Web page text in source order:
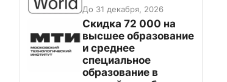
До 31 декабря, 2026
Скидка 72 000 на
высшее образование
и среднее
специальное
образование в